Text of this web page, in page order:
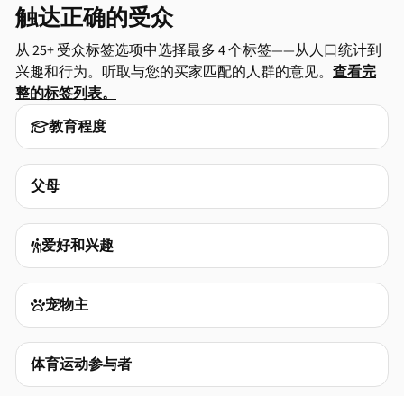
触达正确的受众
从 25+ 受众标签选项中选择最多 4 个标签——从人口统计到
兴趣和行为。听取与您的买家匹配的人群的意见。 查看完
整的标签列表。
教育程度
父母
爱好和兴趣
宠物主
体育运动参与者